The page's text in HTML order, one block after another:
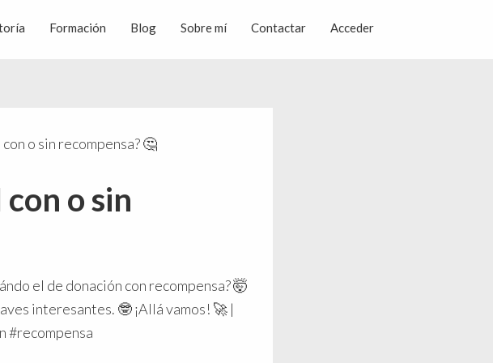
Formación Blog Sobre mí Contactar Acceder
o sin recompensa? 🤔
o sin
el de donación con recompensa? 🤯
interesantes. 🤓 ¡Allá vamos! 🚀 |
#recompensa